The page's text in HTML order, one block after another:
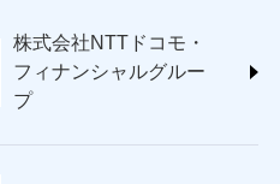
保険株式会社
)
www.zurich.co.jp/)
株式会社NTTドコモ・
フィナンシャルグルー
プ